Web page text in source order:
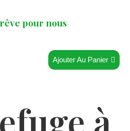
pour nous
Ajouter Au Panier